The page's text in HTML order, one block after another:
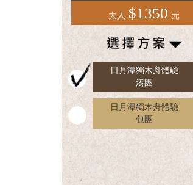
大人 $1350 元
日月潭獨木舟體驗
湊團
日月潭獨木舟體驗
包團